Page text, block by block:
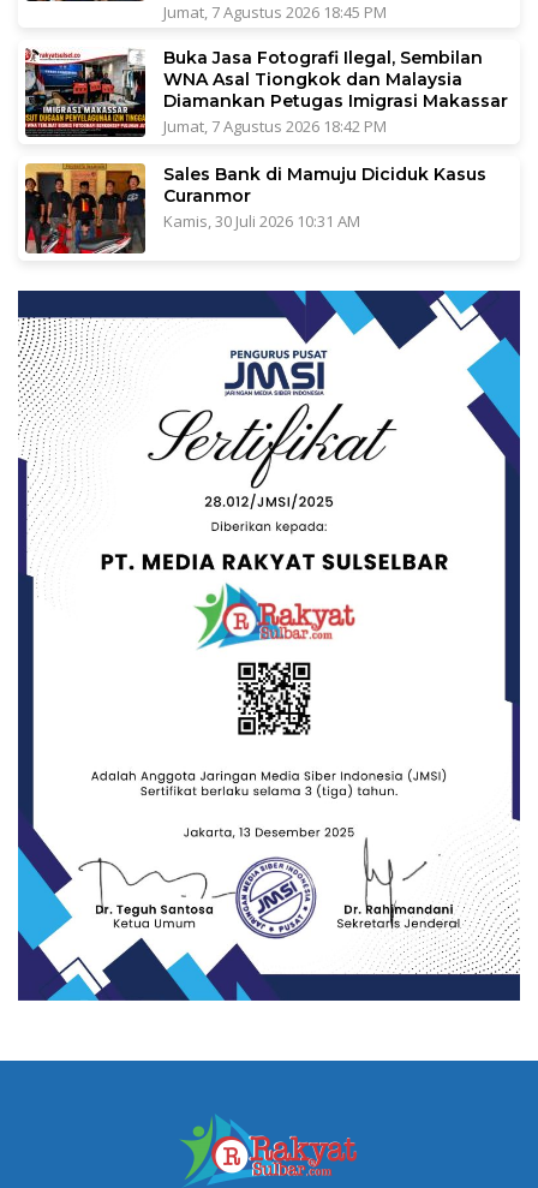
Jumat, 7 Agustus 2026 18:45 PM
Buka Jasa Fotografi Ilegal, Sembilan
WNA Asal Tiongkok dan Malaysia
Diamankan Petugas Imigrasi Makassar
Jumat, 7 Agustus 2026 18:42 PM
Sales Bank di Mamuju Diciduk Kasus
Curanmor
Kamis, 30 Juli 2026 10:31 AM